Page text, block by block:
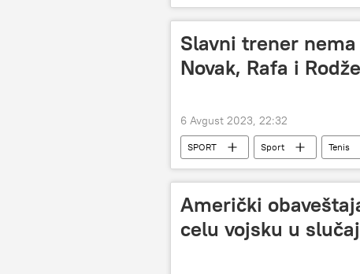
Slavni trener
Novak, Rafa i
6 Avgust 2023, 22:32
SPORT Sport Tenis
Karlos Alkaras
Rafael Nadal
Američki
celu vojsku u